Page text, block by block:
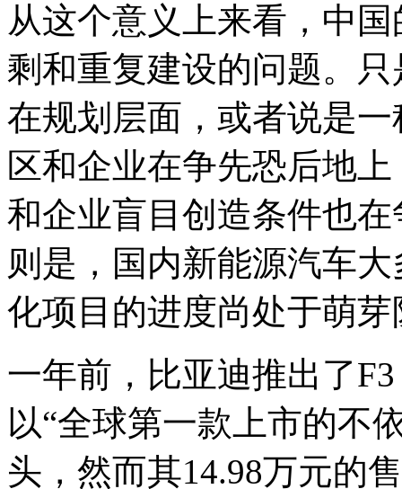
从这个意义上来看，中
剩和重复建设的问题。
在规划层面，或者说是
区和企业在争先恐后地
和企业盲目创造条件也
则是，国内新能源汽车
化项目的进度尚处于萌芽
一年前，比亚迪推出了
以“全球第一款上市的不
头，然而其14.98万元的